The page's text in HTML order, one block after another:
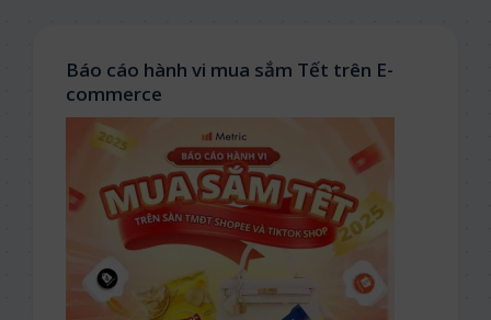
Báo cáo hành vi mua sắm Tết trên E-
commerce